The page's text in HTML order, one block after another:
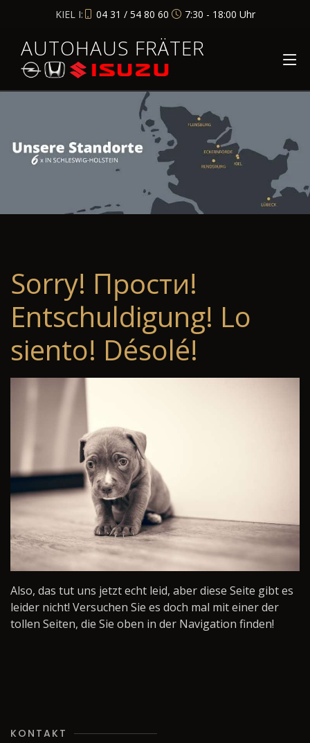
KIEL I: 04 31 / 54 80 60 7:30 - 18:00 Uhr
AUTOHAUS FRÄTER
Sorry! Прости!
Entschuldigung! Lo
siento! Désolé!
Also, das tut uns jetzt echt leid, aber diese Seite gibt es
leider nicht! Versuchen Sie es doch mal mit einer der
tollen Seiten, die Sie oben in der Navigation finden!
KONTAKT